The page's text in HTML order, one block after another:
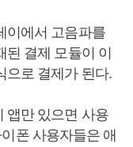
이에서 고음파를
된 결제 모듈이 이
으로 결제가 된다.
앱만 있으면 사용
폰 사용자들은 애